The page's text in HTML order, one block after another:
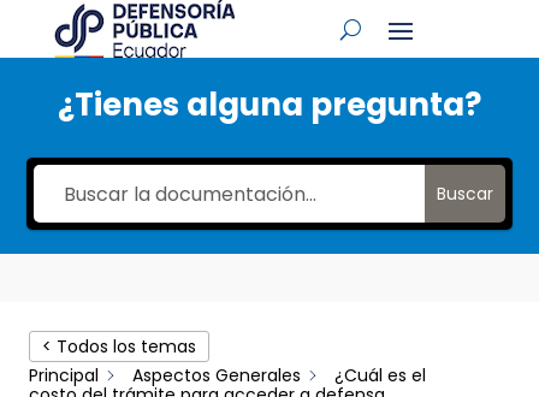
¿Tienes alguna pregunta?
Buscar
< Todos los temas
Principal
Aspectos Generales
¿Cuál es el